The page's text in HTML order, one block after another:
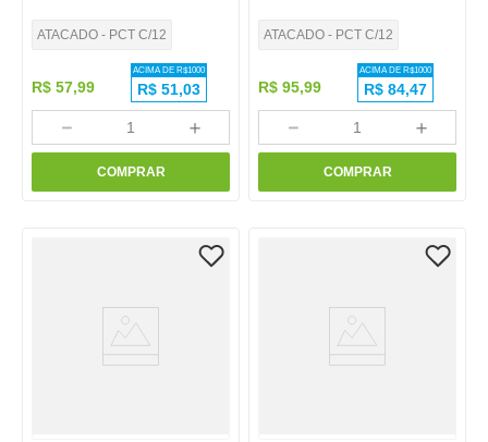
ATACADO - PCT C/12
R$ 57,99
ACIMA DE R$1000
R$ 51,03
＋
－
COMPRAR
ATACADO - PCT C/12
R$ 95,99
ACIMA DE R$1000
R$ 84,47
＋
－
COMPRAR